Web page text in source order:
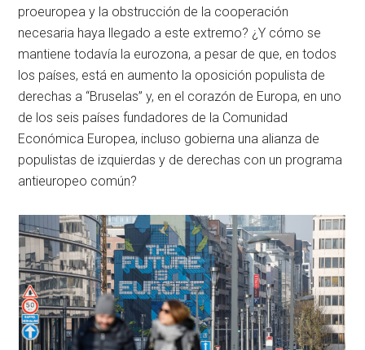
proeuropea y la obstrucción de la cooperación
necesaria haya llegado a este extremo? ¿Y cómo se
mantiene todavía la eurozona, a pesar de que, en todos
los países, está en aumento la oposición populista de
derechas a “Bruselas” y, en el corazón de Europa, en uno
de los seis países fundadores de la Comunidad
Económica Europea, incluso gobierna una alianza de
populistas de izquierdas y de derechas con un programa
antieuropeo común?